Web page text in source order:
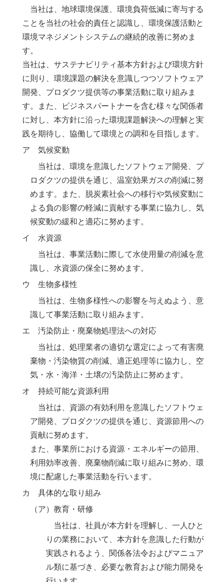
当社は、地球環境保護、環境負荷低減に寄与する
ことを当社の社会的責任と認識し、環境保護活動と
環境マネジメントシステムの継続的改善に努めま
す。
当社は、サステナビリティ基本方針および環境方針
に則り、環境課題の解決を意識しつつソフトウェア
開発、プロダクツ提供等の事業活動に取り組みま
す。また、ビジネスパートナーを含む様々な関係者
に対し、本方針に沿った環境課題解決への理解と実
践を期待し、協働して環境との調和を目指します。
ア 気候変動
当社は、環境を意識したソフトウェア開発、プ
ロダクツの提供を通じ、温室効果ガスの削減に努
めます。また、脱炭素社会への移行や気候変動に
よる負の影響の軽減に貢献する事業に協力し、気
候変動の緩和と適応に努めます。
イ 水資源
当社は、事業活動に際して水使用量の削減を意
識し、水資源の保全に努めます。
ウ 生物多様性
当社は、生物多様性への影響を与えぬよう、意
識して事業活動に取り組みます。
エ 汚染防止・廃棄物処理法への対応
当社は、処理業者の適切な選定によって有害廃
棄物・汚染物質の削減、適正処理等に協力し、空
気・水・海洋・土壌の汚染防止に努めます。
オ 持続可能な資源利用
当社は、資源の有効利用を意識したソフトウェ
ア開発、プロダクツの提供を通じ、資源節用への
貢献に努めます。
また、事業所における資源・エネルギーの節用、
利用効率改善、廃棄物削減に取り組みに努め、環
境に配慮した事業活動を行います。
カ 具体的な取り組み
（ア）教育・研修
当社は、社員が本方針を理解し、一人ひと
りの業務において、本方針を意識した行動が
実践されるよう、関係各法令およびマニュア
ル類に基づき、必要な教育および能力開発を